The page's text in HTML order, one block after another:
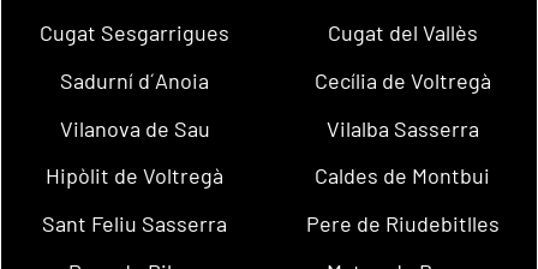
Cugat Sesgarrigues
Cugat del Vallès
Sadurní d´Anoia
Cecília de Voltregà
Vilanova de Sau
Vilalba Sasserra
Hipòlit de Voltregà
Caldes de Montbui
Sant Feliu Sasserra
Pere de Riudebitlles